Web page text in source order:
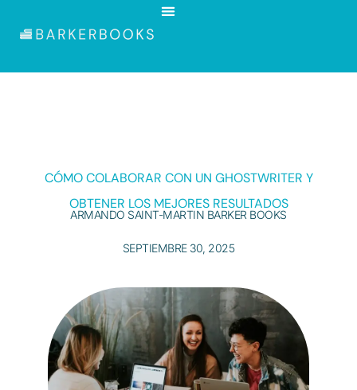
CÓMO COLABORAR CON UN GHOSTWRITER Y
OBTENER LOS MEJORES RESULTADOS
ARMANDO SAINT-MARTIN BARKER BOOKS
SEPTIEMBRE 30, 2025